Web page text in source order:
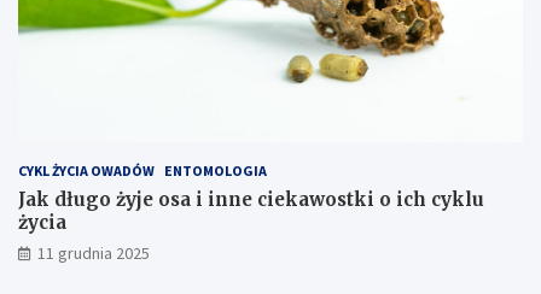
t
l
o
a
t
CYKL ŻYCIA OWADÓW ENTOMOLOGIA
Jak długo żyje osa i inne ciekawostki o ich cyklu
życia
11 grudnia 2025